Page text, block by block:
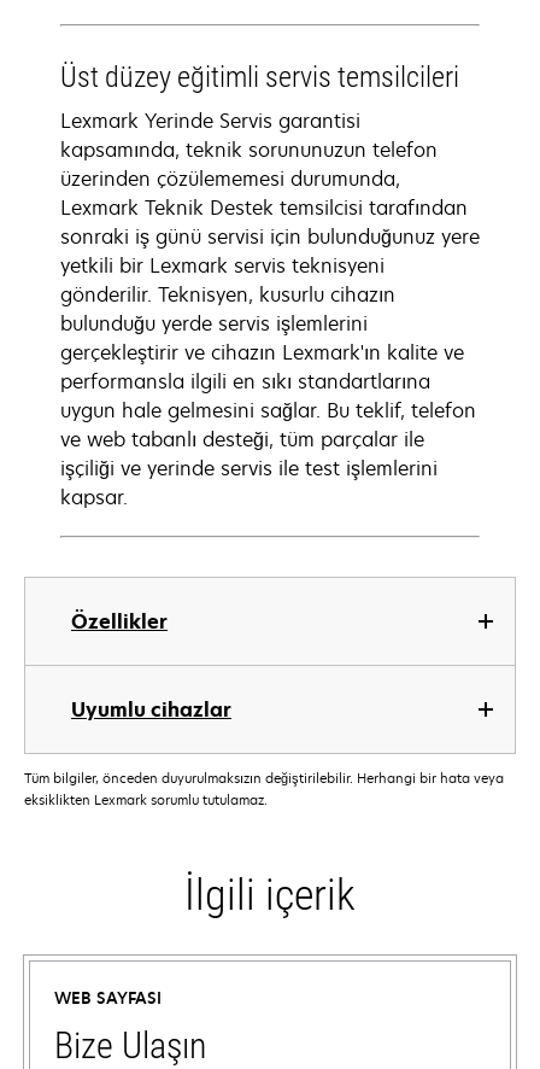
Özellikler
Uyumlu cihazlar
Üst düzey eğitimli servis temsilcileri
Lexmark Yerinde Servis garantisi
kapsamında, teknik sorununuzun telefon
üzerinden çözülememesi durumunda,
Lexmark Teknik Destek temsilcisi tarafından
sonraki iş günü servisi için bulunduğunuz yere
yetkili bir Lexmark servis teknisyeni
gönderilir. Teknisyen, kusurlu cihazın
bulunduğu yerde servis işlemlerini
gerçekleştirir ve cihazın Lexmark'ın kalite ve
performansla ilgili en sıkı standartlarına
uygun hale gelmesini sağlar. Bu teklif, telefon
ve web tabanlı desteği, tüm parçalar ile
işçiliği ve yerinde servis ile test işlemlerini
kapsar.
Tüm bilgiler, önceden duyurulmaksızın değiştirilebilir. Herhangi bir hata veya
eksiklikten Lexmark sorumlu tutulamaz.
İlgili içerik
WEB SAYFASI
Bize Ulaşın